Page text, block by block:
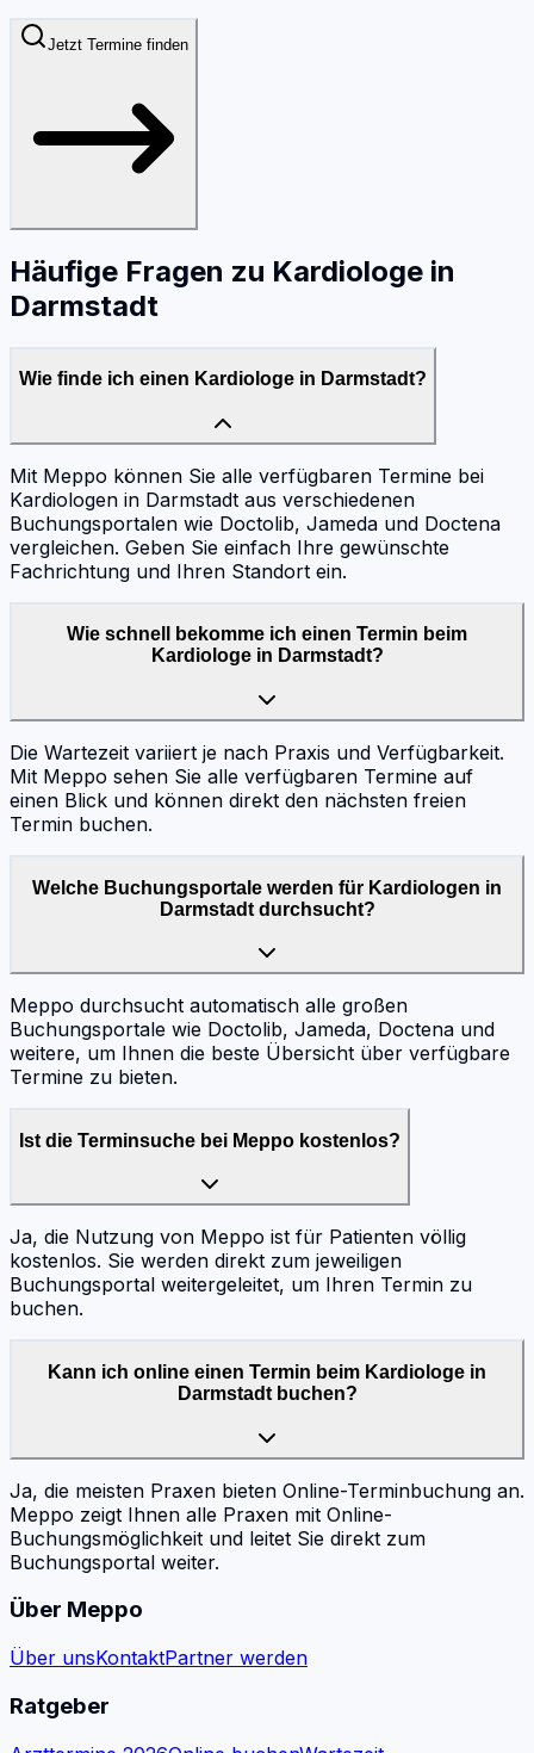
Jetzt Termine finden
Häufige Fragen zu Kardiologe in
Darmstadt
Wie finde ich einen Kardiologe in Darmstadt?
Mit Meppo können Sie alle verfügbaren Termine bei
Kardiologen in Darmstadt aus verschiedenen
Buchungsportalen wie Doctolib, Jameda und Doctena
vergleichen. Geben Sie einfach Ihre gewünschte
Fachrichtung und Ihren Standort ein.
Wie schnell bekomme ich einen Termin beim
Kardiologe in Darmstadt?
Die Wartezeit variiert je nach Praxis und Verfügbarkeit.
Mit Meppo sehen Sie alle verfügbaren Termine auf
einen Blick und können direkt den nächsten freien
Termin buchen.
Welche Buchungsportale werden für Kardiologen in
Darmstadt durchsucht?
Meppo durchsucht automatisch alle großen
Buchungsportale wie Doctolib, Jameda, Doctena und
weitere, um Ihnen die beste Übersicht über verfügbare
Termine zu bieten.
Ist die Terminsuche bei Meppo kostenlos?
Ja, die Nutzung von Meppo ist für Patienten völlig
kostenlos. Sie werden direkt zum jeweiligen
Buchungsportal weitergeleitet, um Ihren Termin zu
buchen.
Kann ich online einen Termin beim Kardiologe in
Darmstadt buchen?
Ja, die meisten Praxen bieten Online-Terminbuchung an.
Meppo zeigt Ihnen alle Praxen mit Online-
Buchungsmöglichkeit und leitet Sie direkt zum
Buchungsportal weiter.
Über Meppo
Über unsKontaktPartner werden
Ratgeber